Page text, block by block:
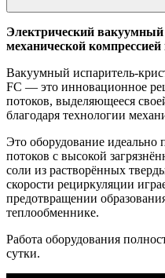
Электрический вакуумный
механической компрессией
Вакуумный испаритель-
FC — это инновационное
потоков, выделяющееся
благодаря технологии
Это оборудование идеально
потоков с высокой
соли из растворённых
скорости рециркуляции
предотвращении
теплообменнике.
Работа оборудования
сутки.